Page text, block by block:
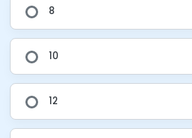
8
10
12